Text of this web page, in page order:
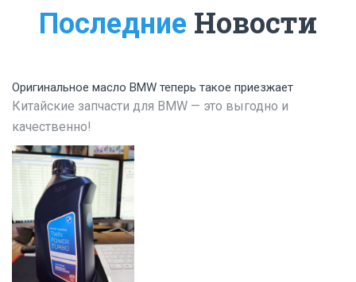
Последние Новости
Оригинальное масло BMW теперь такое приезжает
Китайские запчасти для BMW — это выгодно и
качественно!